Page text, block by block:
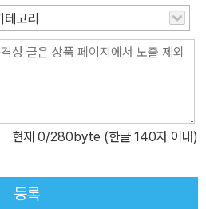
자연 인식이 자연의 일부라는 사실
소와 같은 대표 주자들의 천재성으로
적인 역사의 일부라는 것이다. 이는 19
들이 경험했던 조금 엉뚱한 한때였고,
을 정의하는 시작이었다. 존 버거의
안에는 희망의 빛이 늘 공존한다. 이
되어 버린 파리에서 발견한 ‘판지 태
테고리
현재 0/280byte (한글 140자 이내)
등록